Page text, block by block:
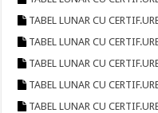
TABEL LUNAR CU
TABEL LUNAR CU
TABEL LUNAR CU
TABEL LUNAR CU
TABEL LUNAR CU